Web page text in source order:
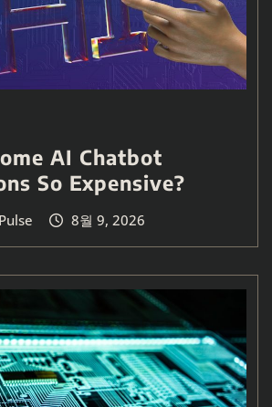
AI Chatbot
So Expensive?
8월 9, 2026